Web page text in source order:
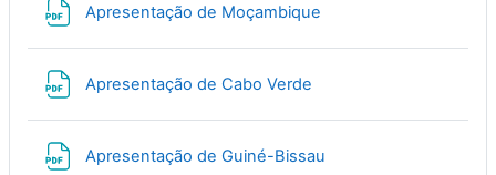
Apresentação de Moçambique
Apresentação de Cabo Verde
Apresentação de Guiné-Bissau